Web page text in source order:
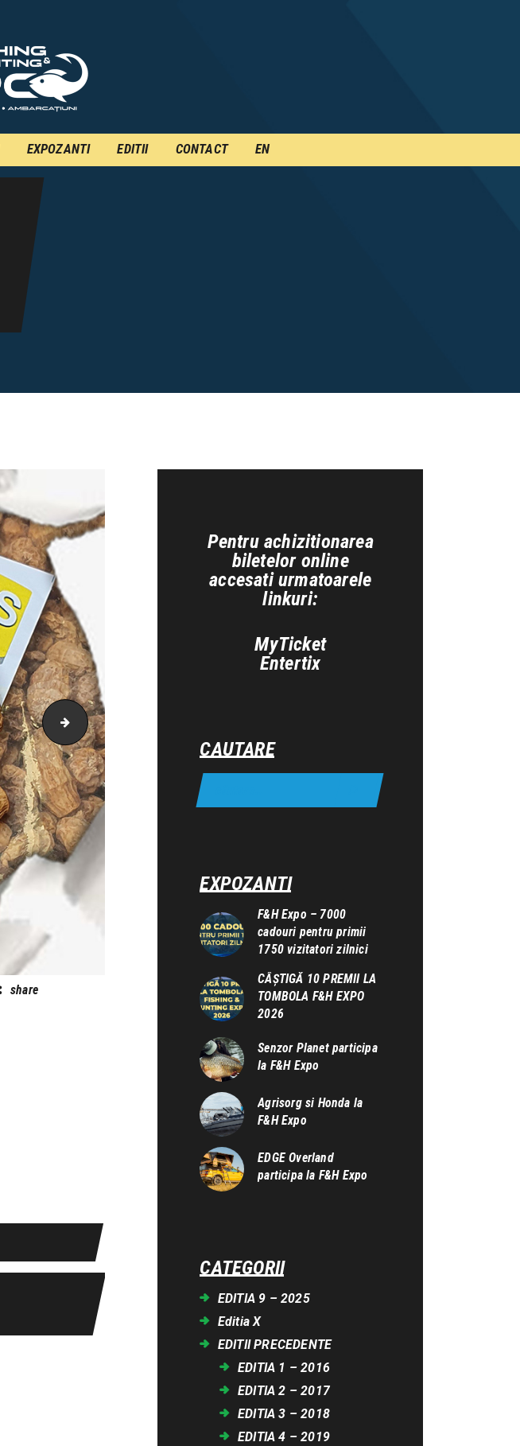
EXPOZANTI EDITII CONTACT EN
tigernutss
share
Pentru achizitionarea
biletelor online
accesati urmatoarele
linkuri:
MyTicket
Entertix
CAUTARE
EXPOZANTI
F&H Expo – 7000
cadouri pentru primii
1750 vizitatori zilnici
CÂȘTIGĂ 10 PREMII LA
TOMBOLA F&H EXPO
2026
Senzor Planet participa
la F&H Expo
Agrisorg si Honda la
F&H Expo
EDGE Overland
participa la F&H Expo
CATEGORII
EDITIA 9 – 2025
Editia X
EDITII PRECEDENTE
EDITIA 1 – 2016
EDITIA 2 – 2017
EDITIA 3 – 2018
EDITIA 4 – 2019